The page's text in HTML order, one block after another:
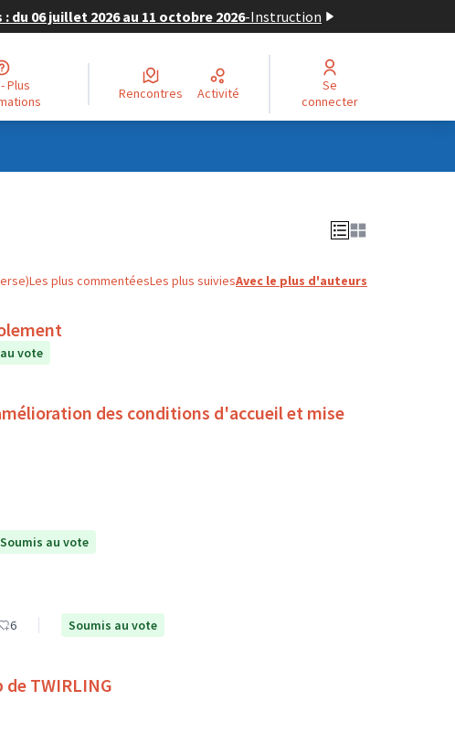
06 juillet 2026 au 11 octobre 2026-Instruction
Rencontres Activité
Se
connecter
Les plus commentéesLes plus suiviesAvec le plus d'auteurs
vote
des conditions d'accueil et mise
Soumis au vote
6 Soumis au vote
TWIRLING